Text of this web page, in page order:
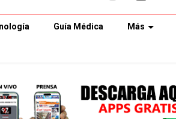
Guía Médica Más